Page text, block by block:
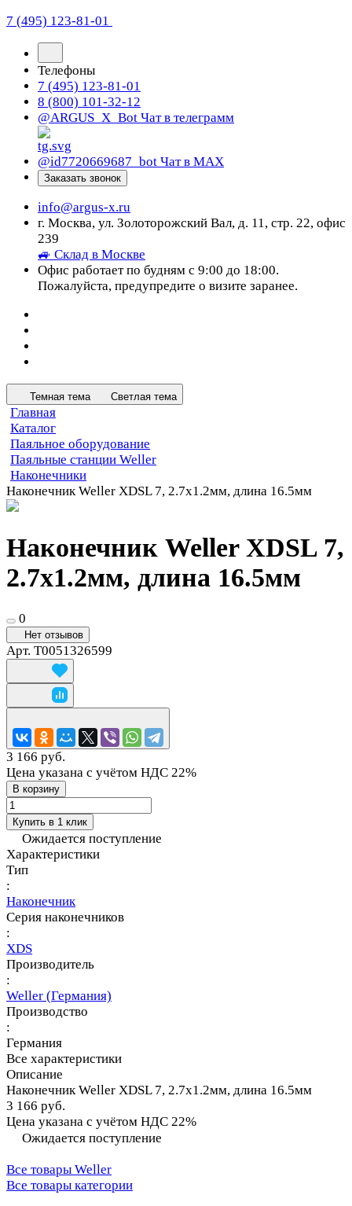
7 (495) 123-81-01
Телефоны
7 (495) 123-81-01
8 (800) 101-32-12
@ARGUS_X_Bot Чат в телеграмм
@id7720669687_bot Чат в МАХ
Заказать звонок
info@argus-x.ru
г. Москва, ул. Золоторожский Вал, д. 11, стр. 22, офис
239
🚙 Склад в Москве
Офис работает по будням с 9:00 до 18:00.
Пожалуйста, предупредите о визите заранее.
Темная тема Светлая тема
Главная
Каталог
Паяльное оборудование
Паяльные станции Weller
Наконечники
Наконечник Weller XDSL 7, 2.7х1.2мм, длина 16.5мм
Наконечник Weller XDSL 7,
2.7х1.2мм, длина 16.5мм
0
Нет отзывов
Арт. T0051326599
3 166 руб.
Цена указана с учётом НДС 22%
В корзину
Купить в 1 клик
Ожидается поступление
Характеристики
Тип
:
Наконечник
Серия наконечников
:
XDS
Производитель
:
Weller (Германия)
Производство
:
Германия
Все характеристики
Описание
Наконечник Weller XDSL 7, 2.7х1.2мм, длина 16.5мм
3 166 руб.
Цена указана с учётом НДС 22%
Ожидается поступление
Все товары Weller
Все товары категории